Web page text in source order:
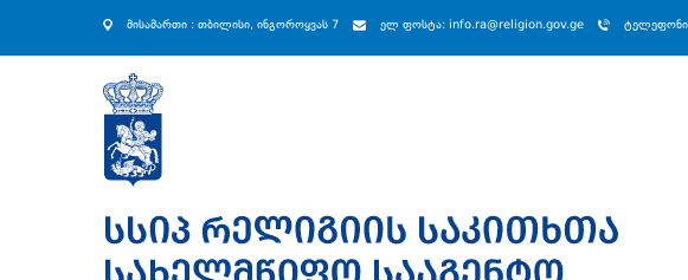
მისამართი : თბილისი, ინგოროყვას 7 ელ ფოსტა: info.ra@religion.gov.ge ტელეფონი: